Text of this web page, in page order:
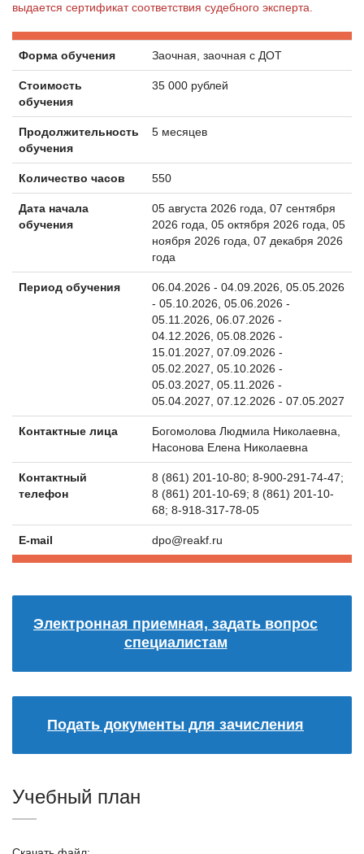
выдается сертификат соответствия судебного эксперта.
Форма обучения Заочная, заочная с ДОТ
Стоимость
обучения
35 000 рублей
Продолжительность
обучения
5 месяцев
Количество часов 550
Дата начала
обучения
05 августа 2026 года, 07 сентября
2026 года, 05 октября 2026 года, 05
ноября 2026 года, 07 декабря 2026
года
Период обучения
06.04.2026 - 04.09.2026, 05.05.2026
- 05.10.2026, 05.06.2026 -
05.11.2026, 06.07.2026 -
04.12.2026, 05.08.2026 -
15.01.2027, 07.09.2026 -
05.02.2027, 05.10.2026 -
05.03.2027, 05.11.2026 -
05.04.2027, 07.12.2026 - 07.05.2027
Контактные лица
Богомолова Людмила Николаевна,
Насонова Елена Николаевна
Контактный
телефон
8 (861) 201-10-80; 8-900-291-74-47;
8 (861) 201-10-69; 8 (861) 201-10-
68; 8-918-317-78-05
E-mail dpo@reakf.ru
Электронная приемная, задать вопрос
специалистам
Подать документы для зачисления
Учебный план